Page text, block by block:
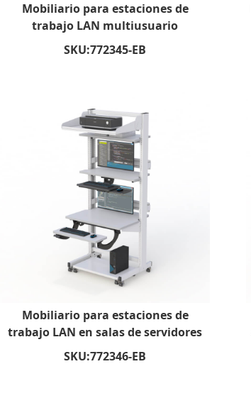
Mobiliario para estaciones de
trabajo LAN multiusuario
SKU:772345-EB
Mobiliario para estaciones de
trabajo LAN en salas de servidores
SKU:772346-EB